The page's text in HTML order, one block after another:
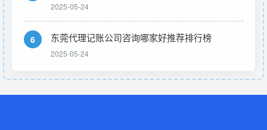
2025-05-24
6 东莞代理记账公司咨询哪家好推荐排行榜
2025-05-24